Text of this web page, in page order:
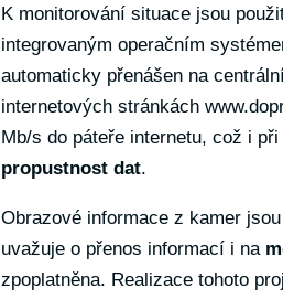
K monitorování situace jsou
integrovaným operačním
automaticky přenášen na
internetových stránkách
Mb/s do páteře internetu, což i
propustnost dat.
Obrazové informace z kamer
uvažuje o přenos informací i na
zpoplatněna. Realizace tohoto